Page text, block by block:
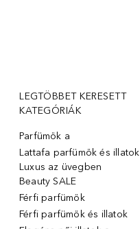
LEGTÖBBET KERESETT
KATEGÓRIÁK
Parfümök ️a
Lattafa parfümök és illatok |
Luxus az üvegben
Beauty SALE
Férfi parfümök
Férfi parfümök és illatok